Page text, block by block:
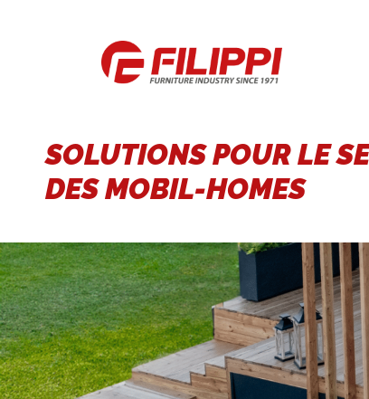
SOLUTIONS POUR LE
DES MOBIL-HOMES